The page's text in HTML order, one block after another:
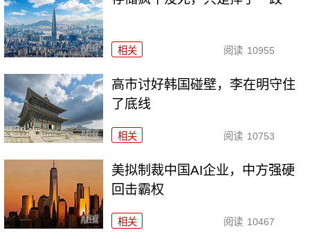
相关 阅读 10955
高市讨好韩国碰壁，李在明守住
了底线
相关 阅读 10753
美拟制裁中国AI企业，中方强硬
回击霸权
相关 阅读 10467